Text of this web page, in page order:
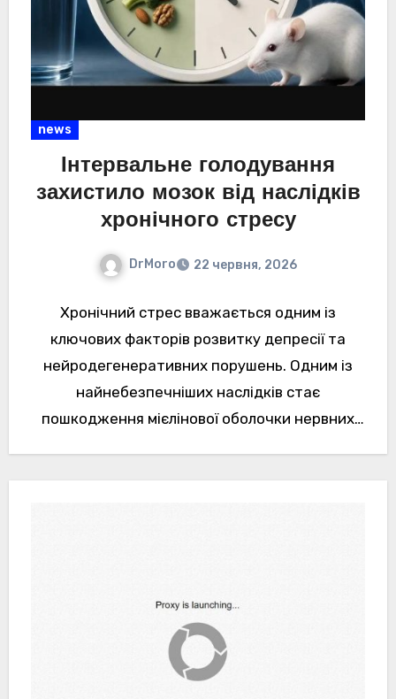
news
Інтервальне голодування
захистило мозок від наслідків
хронічного стресу
DrMoro 22 червня, 2026
Хронічний стрес вважається одним із
ключових факторів розвитку депресії та
нейродегенеративних порушень. Одним із
найнебезпечніших наслідків стає
пошкодження мієлінової оболочки нервних